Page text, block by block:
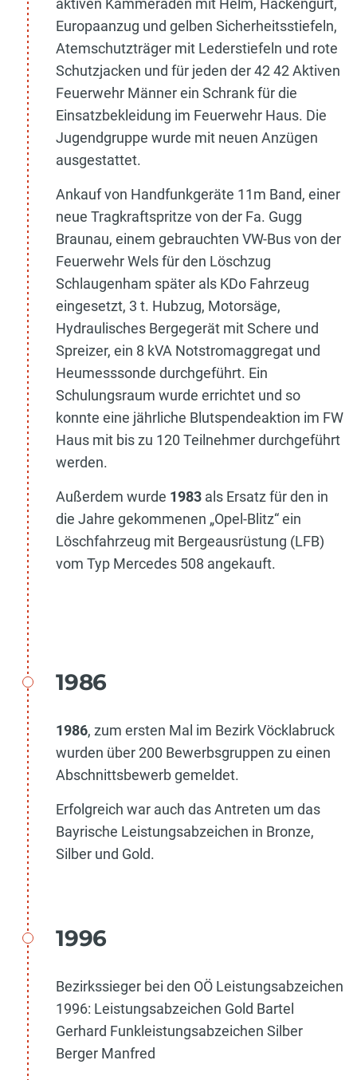
aktiven Kammeraden mit Helm, Hackengurt,
Europaanzug und gelben Sicherheitsstiefeln,
Atemschutzträger mit Lederstiefeln und rote
Schutzjacken und für jeden der 42 42 Aktiven
Feuerwehr Männer ein Schrank für die
Einsatzbekleidung im Feuerwehr Haus. Die
Jugendgruppe wurde mit neuen Anzügen
ausgestattet.
Ankauf von Handfunkgeräte 11m Band, einer
neue Tragkraftspritze von der Fa. Gugg
Braunau, einem gebrauchten VW-Bus von der
Feuerwehr Wels für den Löschzug
Schlaugenham später als KDo Fahrzeug
eingesetzt, 3 t. Hubzug, Motorsäge,
Hydraulisches Bergegerät mit Schere und
Spreizer, ein 8 kVA Notstromaggregat und
Heumesssonde durchgeführt. Ein
Schulungsraum wurde errichtet und so
konnte eine jährliche Blutspendeaktion im FW
Haus mit bis zu 120 Teilnehmer durchgeführt
werden.
Außerdem wurde 1983 als Ersatz für den in
die Jahre gekommenen „Opel-Blitz“ ein
Löschfahrzeug mit Bergeausrüstung (LFB)
vom Typ Mercedes 508 angekauft.
1986
1986, zum ersten Mal im Bezirk Vöcklabruck
wurden über 200 Bewerbsgruppen zu einen
Abschnittsbewerb gemeldet.
Erfolgreich war auch das Antreten um das
Bayrische Leistungsabzeichen in Bronze,
Silber und Gold.
1996
Bezirkssieger bei den OÖ Leistungsabzeichen
1996: Leistungsabzeichen Gold Bartel
Gerhard Funkleistungsabzeichen Silber
Berger Manfred